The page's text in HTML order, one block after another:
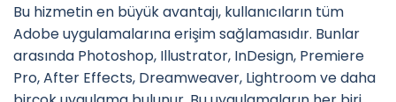
Bu hizmetin en büyük avantajı, kullanıcıların tüm
Adobe uygulamalarına erişim sağlamasıdır. Bunlar
arasında Photoshop, Illustrator, InDesign, Premiere
Pro, After Effects, Dreamweaver, Lightroom ve daha